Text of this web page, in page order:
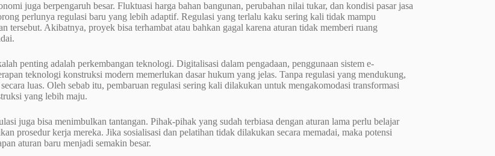
juga berpengaruh besar. Fluktuasi harga bahan bangunan, perubahan nilai tukar, dan kondisi pasar jasa
perlunya regulasi baru yang lebih adaptif. Regulasi yang terlalu kaku sering kali tidak mampu
tersebut. Akibatnya, proyek bisa terhambat atau bahkan gagal karena aturan tidak memberi ruang
penting adalah perkembangan teknologi. Digitalisasi dalam pengadaan, penggunaan sistem e-
teknologi konstruksi modern memerlukan dasar hukum yang jelas. Tanpa regulasi yang mendukung,
luas. Oleh sebab itu, pembaruan regulasi sering kali dilakukan untuk mengakomodasi transformasi
yang lebih maju.
juga bisa menimbulkan tantangan. Pihak-pihak yang sudah terbiasa dengan aturan lama perlu belajar
prosedur kerja mereka. Jika sosialisasi dan pelatihan tidak dilakukan secara memadai, maka potensi
aturan baru menjadi semakin besar.